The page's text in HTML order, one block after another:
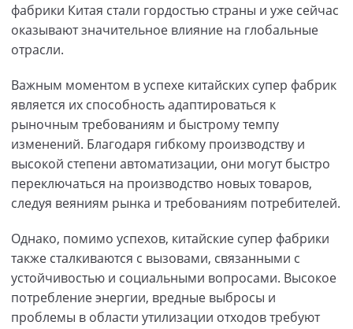
фабрики Китая стали гордостью страны и уже сейчас
оказывают значительное влияние на глобальные
отрасли.
Важным моментом в успехе китайских супер фабрик
является их способность адаптироваться к
рыночным требованиям и быстрому темпу
изменений. Благодаря гибкому производству и
высокой степени автоматизации, они могут быстро
переключаться на производство новых товаров,
следуя веяниям рынка и требованиям потребителей.
Однако, помимо успехов, китайские супер фабрики
также сталкиваются с вызовами, связанными с
устойчивостью и социальными вопросами. Высокое
потребление энергии, вредные выбросы и
проблемы в области утилизации отходов требуют